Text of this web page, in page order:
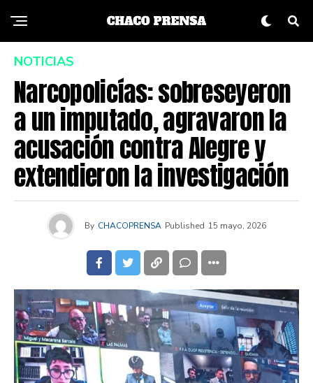
NOTICIAS
Narcopolicías: sobreseyeron
a un imputado, agravaron la
acusación contra Alegre y
extendieron la investigación
By CHACOPRENSA Published 15 mayo, 2026